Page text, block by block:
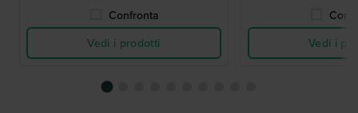
Confronta
Vedi i prodotti
Vedi i